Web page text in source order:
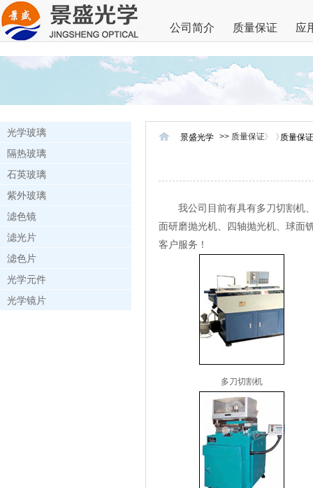
公司简介 质量保证 应
光学玻璃
隔热玻璃
石英玻璃
紫外玻璃
滤色镜
滤光片
滤色片
光学元件
光学镜片
景盛光学 >> 质量保证 质量保证
我公司目前有具有多刀切割机、
面研磨抛光机、四轴抛光机、球面
客户服务！
多刀切割机